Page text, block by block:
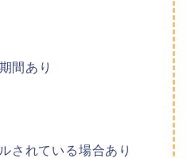
間あり
されている場合あり